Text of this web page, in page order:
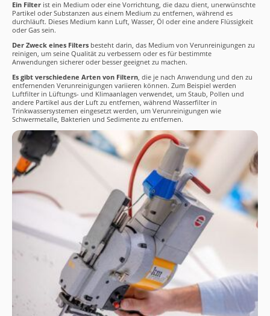
Ein Filter ist ein Medium oder eine Vorrichtung, die dazu dient, unerwünschte
Partikel oder Substanzen aus einem Medium zu entfernen, während es
durchläuft. Dieses Medium kann Luft, Wasser, Öl oder eine andere Flüssigkeit
oder Gas sein.
Der Zweck eines Filters besteht darin, das Medium von Verunreinigungen zu
reinigen, um seine Qualität zu verbessern oder es für bestimmte
Anwendungen sicherer oder besser geeignet zu machen.
Es gibt verschiedene Arten von Filtern, die je nach Anwendung und den zu
entfernenden Verunreinigungen variieren können. Zum Beispiel werden
Luftfilter in Lüftungs- und Klimaanlagen verwendet, um Staub, Pollen und
andere Partikel aus der Luft zu entfernen, während Wasserfilter in
Trinkwassersystemen eingesetzt werden, um Verunreinigungen wie
Schwermetalle, Bakterien und Sedimente zu entfernen.